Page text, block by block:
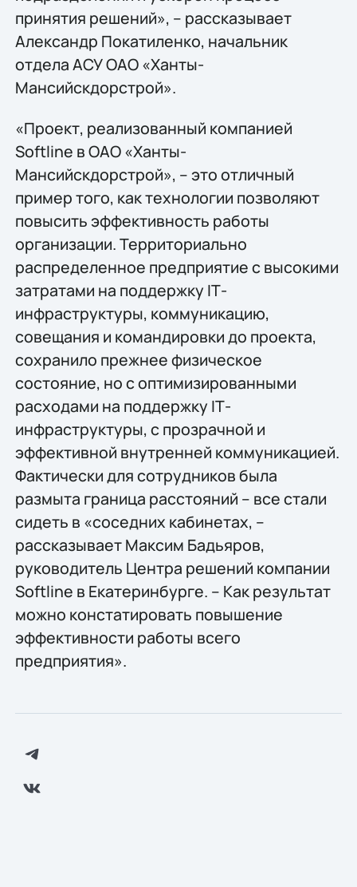
принятия решений», – рассказывает
Александр Покатиленко, начальник
отдела АСУ ОАО «Ханты-
Мансийскдорстрой».
«Проект, реализованный компанией
Softline в ОАО «Ханты-
Мансийскдорстрой», – это отличный
пример того, как технологии позволяют
повысить эффективность работы
организации. Территориально
распределенное предприятие с высокими
затратами на поддержку IТ-
инфраструктуры, коммуникацию,
совещания и командировки до проекта,
сохранило прежнее физическое
состояние, но с оптимизированными
расходами на поддержку IТ-
инфраструктуры, с прозрачной и
эффективной внутренней коммуникацией.
Фактически для сотрудников была
размыта граница расстояний – все стали
сидеть в «соседних кабинетах, –
рассказывает Максим Бадьяров,
руководитель Центра решений компании
Softline в Екатеринбурге. – Как результат
можно констатировать повышение
эффективности работы всего
предприятия».